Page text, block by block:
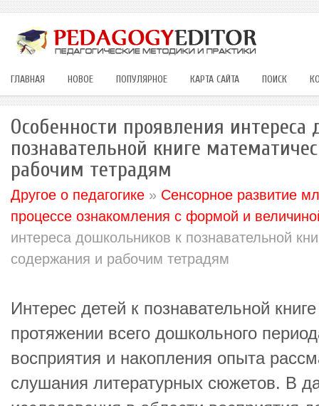
ГЛАВНАЯ НОВОЕ ПОПУЛЯРНОЕ КАРТА САЙТА ПОИСК
Особенности проявления
познавательной книге
рабочим тетрадям
Другое о педагогике » Сенсорное развитие
процессе ознакомления с формой и
интереса дошкольников к познавательной
содержания и рабочим тетрадям
Интерес детей к познавательной
протяжении всего дошкольного
восприятия и накопления опыта
слушания литературных сюжетов. В